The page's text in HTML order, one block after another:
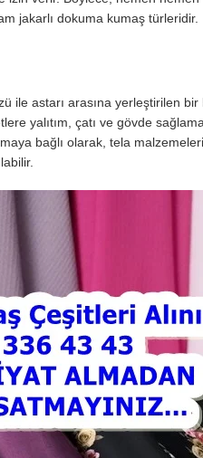
jakarlı dokuma kumaş türleridir.
ile astarı arasına yerleştirilen bir
yalıtım, çatı ve gövde
bağlı olarak, tela